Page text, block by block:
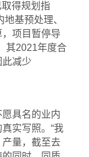
得规划指
基预处理、
项目暂停导
其2021年度合
减少
具名的业内
实写照。“我
产量，截至去